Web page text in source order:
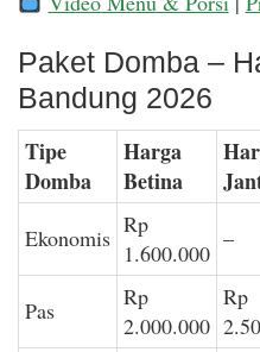
Paket Domba –
Bandung 2026
Tipe
Domba
Harga
Betina
Ekonomis Rp
1.600.000
–
Pas
Rp
2.000.000
Rp